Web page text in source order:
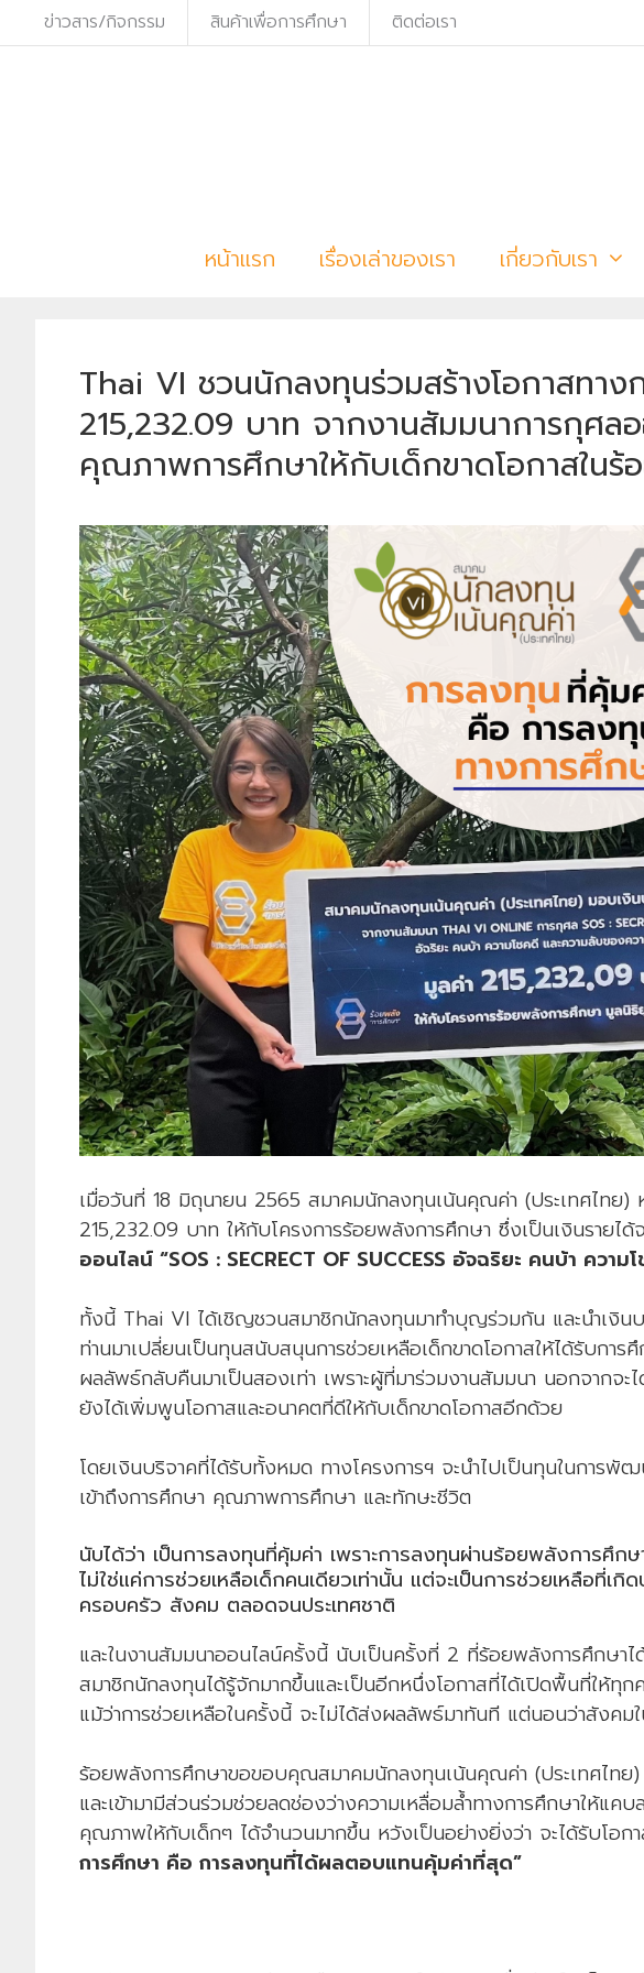
ข่าวสาร/กิจกรรม สินค้าเพื่อการศึกษา ติดต่อเรา
หน้าแรก เรื่องเล่าของเรา เกี่ยวกับเรา
Thai VI ชวนนักลงทุนร่วมสร้างโอกาสทา
215,232.09 บาท จากงานสัมมนาการกุศ
คุณภาพการศึกษาให้กับเด็กขาดโอกาสใน
เมื่อวันที่ 18 มิถุนายน 2565 สมาคมนักลงทุนเน้นคุณค่า (ประเทศไทย
215,232.09 บาท ให้กับโครงการร้อยพลังการศึกษา ซึ่งเป็นเงินรายได้
ออนไลน์ “SOS : SECRECT OF SUCCESS อัจฉริยะ คนบ้า ควา
ทั้งนี้ Thai VI ได้เชิญชวนสมาชิกนักลงทุนมาทำบุญร่วมกัน และนำเงิน
ท่านมาเปลี่ยนเป็นทุนสนับสนุนการช่วยเหลือเด็กขาดโอกาสให้ได้รับกา
ผลลัพธ์กลับคืนมาเป็นสองเท่า เพราะผู้ที่มาร่วมงานสัมมนา นอกจากจ
ยังได้เพิ่มพูนโอกาสและอนาคตที่ดีให้กับเด็กขาดโอกาสอีกด้วย
โดยเงินบริจาคที่ได้รับทั้งหมด ทางโครงการฯ จะนำไปเป็นทุนในการ
เข้าถึงการศึกษา คุณภาพการศึกษา และทักษะชีวิต
นับได้ว่า เป็นการลงทุนที่คุ้มค่า เพราะการลงทุนผ่านร้อยพลังการศึ
ไม่ใช่แค่การช่วยเหลือเด็กคนเดียวเท่านั้น แต่จะเป็นการช่วยเหลือที่เ
ครอบครัว สังคม ตลอดจนประเทศชาติ
และในงานสัมมนาออนไลน์ครั้งนี้ นับเป็นครั้งที่ 2 ที่ร้อยพลังการศึกษาไ
สมาชิกนักลงทุนได้รู้จักมากขึ้นและเป็นอีกหนึ่งโอกาสที่ได้เปิดพื้นที่ให้ทุก
แม้ว่าการช่วยเหลือในครั้งนี้ จะไม่ได้ส่งผลลัพธ์มาทันที แต่นอนว่าสังค
ร้อยพลังการศึกษาขอขอบคุณสมาคมนักลงทุนเน้นคุณค่า (ประเทศไท
และเข้ามามีส่วนร่วมช่วยลดช่องว่างความเหลื่อมล้ำทางการศึกษาให้แค
คุณภาพให้กับเด็กๆ ได้จำนวนมากขึ้น หวังเป็นอย่างยิ่งว่า จะได้รับโอ
การศึกษา คือ การลงทุนที่ได้ผลตอบแทนคุ้มค่าที่สุด”